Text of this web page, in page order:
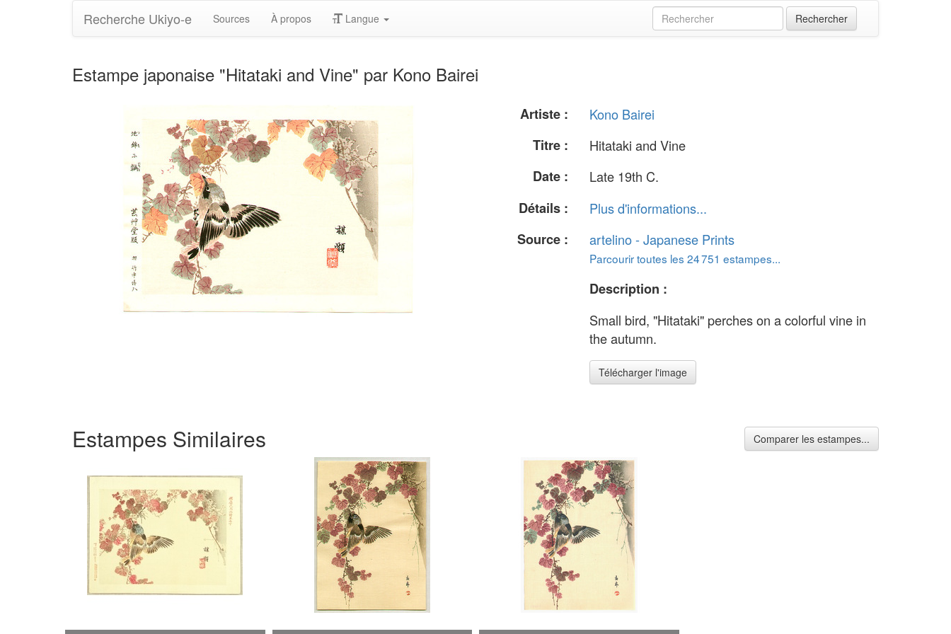
Recherche Ukiyo-e Sources À propos Langue
Estampe japonaise "Hitataki and Vine" par Kono Bairei
Artiste :
Kono Bairei
Titre :
Hitataki and Vine
Date :
Late 19th C.
Détails :
Plus d'informations...
Source :
artelino - Japanese Prints
Parcourir toutes les 24 751 estampes...
Description :
Small bird, "Hitataki" perches on a colorful vine in
the autumn.
Télécharger l'image
Estampes Similaires Comparer les estampes...